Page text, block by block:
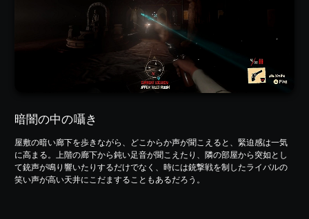
暗闇の中の囁き
屋敷の暗い廊下を歩きながら、どこからか声が聞こえると、緊迫感は一気
に高まる。上階の廊下から鈍い足音が聞こえたり、隣の部屋から突如とし
て銃声が鳴り響いたりするだけでなく、時には銃撃戦を制したライバルの
笑い声が高い天井にこだますることもあるだろう。